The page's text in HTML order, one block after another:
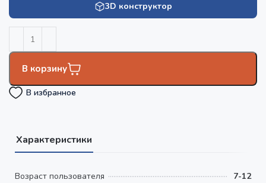
3D конструктор
В корзину
В избранное
Характеристики
Возраст пользователя
7-12